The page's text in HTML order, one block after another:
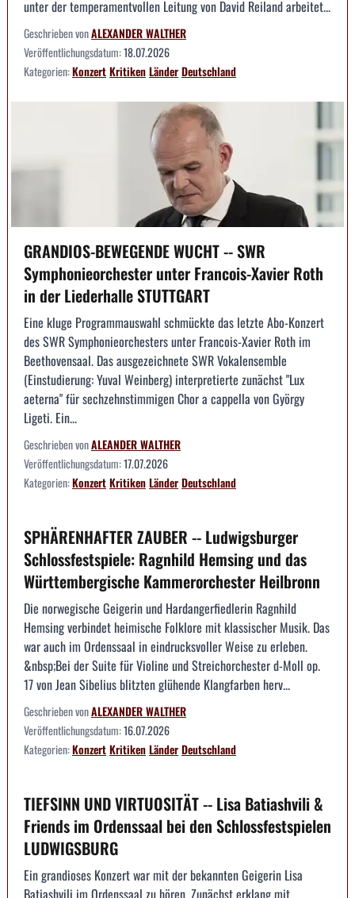
unter der temperamentvollen Leitung von David Reiland arbeitet...
Geschrieben vonALEXANDER WALTHER
Veröffentlichungsdatum:18.07.2026
Kategorien:KonzertKritikenLänderDeutschland
GRANDIOS-BEWEGENDE WUCHT -- SWR
Symphonieorchester unter Francois-Xavier Roth
in der Liederhalle STUTTGART
Eine kluge Programmauswahl schmückte das letzte Abo-Konzert
des SWR Symphonieorchesters unter Francois-Xavier Roth im
Beethovensaal. Das ausgezeichnete SWR Vokalensemble
(Einstudierung: Yuval Weinberg) interpretierte zunächst "Lux
aeterna" für sechzehnstimmigen Chor a cappella von György
Ligeti. Ein...
Geschrieben vonALEANDER WALTHER
Veröffentlichungsdatum:17.07.2026
Kategorien:KonzertKritikenLänderDeutschland
SPHÄRENHAFTER ZAUBER -- Ludwigsburger
Schlossfestspiele: Ragnhild Hemsing und das
Württembergische Kammerorchester Heilbronn
Die norwegische Geigerin und Hardangerfiedlerin Ragnhild
Hemsing verbindet heimische Folklore mit klassischer Musik. Das
war auch im Ordenssaal in eindrucksvoller Weise zu erleben.
&nbsp;Bei der Suite für Violine und Streichorchester d-Moll op.
17 von Jean Sibelius blitzten glühende Klangfarben herv...
Geschrieben vonALEXANDER WALTHER
Veröffentlichungsdatum:16.07.2026
Kategorien:KonzertKritikenLänderDeutschland
TIEFSINN UND VIRTUOSITÄT -- Lisa Batiashvili &
Friends im Ordenssaal bei den Schlossfestspielen
LUDWIGSBURG
Ein grandioses Konzert war mit der bekannten Geigerin Lisa
Batiashvili im Ordenssaal zu hören. Zunächst erklang mit